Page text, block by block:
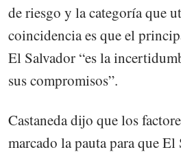
de riesgo y la categoría que
coincidencia es que el
El Salvador “es la
sus compromisos”.
Castaneda dijo que los
marcado la pauta para que El